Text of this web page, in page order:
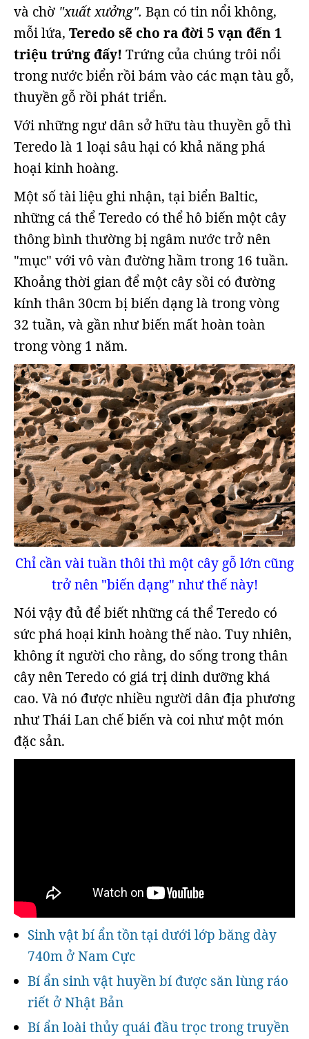
và chờ "xuất xưởng". Bạn có tin nổi không,
mỗi lứa, Teredo sẽ cho ra đời 5 vạn đến 1
triệu trứng đấy! Trứng của chúng trôi nổi
trong nước biển rồi bám vào các mạn tàu gỗ,
thuyền gỗ rồi phát triển.
Với những ngư dân sở hữu tàu thuyền gỗ thì
Teredo là 1 loại sâu hại có khả năng phá
hoại kinh hoàng.
Một số tài liệu ghi nhận, tại biển Baltic,
những cá thể Teredo có thể hô biến một cây
thông bình thường bị ngâm nước trở nên
"mục" với vô vàn đường hầm trong 16 tuần.
Khoảng thời gian để một cây sồi có đường
kính thân 30cm bị biến dạng là trong vòng
32 tuần, và gần như biến mất hoàn toàn
trong vòng 1 năm.
Chỉ cần vài tuần thôi thì một cây gỗ lớn cũng
trở nên "biến dạng" như thế này!
Nói vậy đủ để biết những cá thể Teredo có
sức phá hoại kinh hoàng thế nào. Tuy nhiên,
không ít người cho rằng, do sống trong thân
cây nên Teredo có giá trị dinh dưỡng khá
cao. Và nó được nhiều người dân địa phương
như Thái Lan chế biến và coi như một món
đặc sản.
Sinh vật bí ẩn tồn tại dưới lớp băng dày
740m ở Nam Cực
Bí ẩn sinh vật huyền bí được săn lùng ráo
riết ở Nhật Bản
Bí ẩn loài thủy quái đầu trọc trong truyền